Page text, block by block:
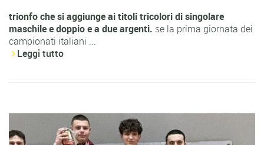
trionfo che si aggiunge ai titoli tricolori di singolare
maschile e doppio e a due argenti. se la prima giornata dei
campionati italiani ...
Leggi tutto